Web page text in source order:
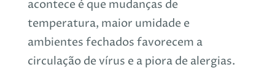
acontece é que mudanças de
temperatura, maior umidade e
ambientes fechados favorecem a
circulação de vírus e a piora de alergias.